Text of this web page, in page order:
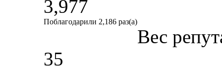
3,977
Поблагодарили 2,186 раз(а)
Вес
35